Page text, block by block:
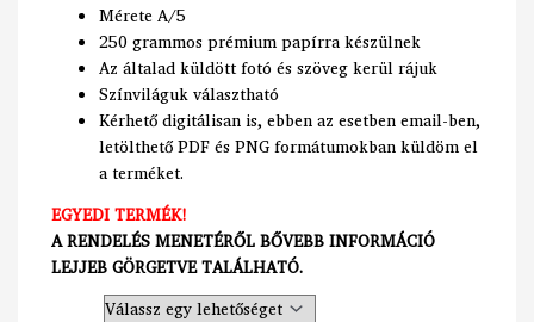
Mérete A/5
250 grammos prémium papírra készülnek
Az általad küldött fotó és szöveg kerül rájuk
Színviláguk választható
Kérhető digitálisan is, ebben az esetben email-ben,
letölthető PDF és PNG formátumokban küldöm el
a terméket.
EGYEDI TERMÉK!
A RENDELÉS MENETÉRŐL BŐVEBB INFORMÁCIÓ
LEJJEB GÖRGETVE TALÁLHATÓ.